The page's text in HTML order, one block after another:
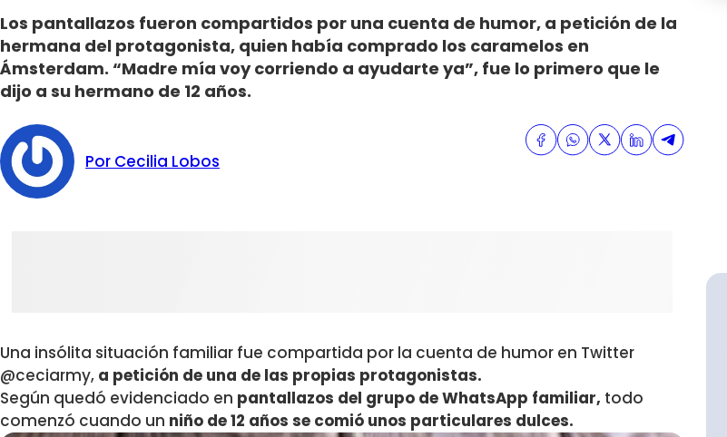
Los pantallazos fueron compartidos por una cuenta de humor, a petición de la
hermana del protagonista, quien había comprado los caramelos en
Ámsterdam. “Madre mía voy corriendo a ayudarte ya”, fue lo primero que le
dijo a su hermano de 12 años.
Por Cecilia Lobos
Una insólita situación familiar fue compartida por la cuenta de humor en Twitter
@ceciarmy, a petición de una de las propias protagonistas.
Según quedó evidenciado en pantallazos del grupo de WhatsApp familiar, todo
comenzó cuando un niño de 12 años se comió unos particulares dulces.